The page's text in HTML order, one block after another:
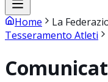
Home La
Tesseramento Atleti